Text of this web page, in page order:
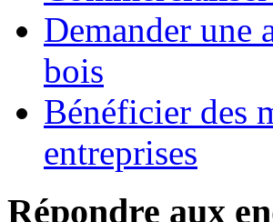
Demander une
bois
Bénéficier des
entreprises
Répondre aux